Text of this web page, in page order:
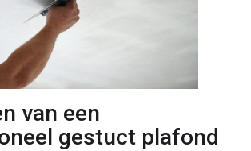
van een
gestuct plafond